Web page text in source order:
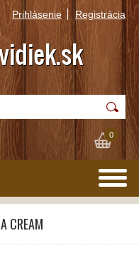
Prihlásenie Registrácia
0
CREAM